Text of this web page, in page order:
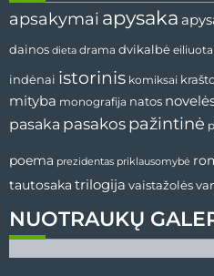
NUOTRAUKŲ
apsakymai apysaka
dainos dieta drama dvikalbė eiliuota
indėnai istorinis komiksai
mityba monografija natos
pasaka pasakos pažintinė
poema prezidentas priklausomybė
tautosaka trilogija vaistažolės